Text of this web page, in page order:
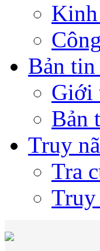
Bản tin
Giới
Bản
Truy
Tra
Truy